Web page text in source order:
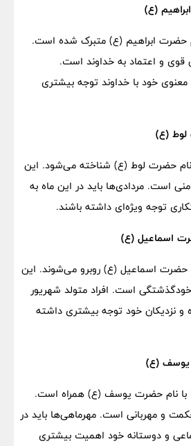
(ع)
حضرت ابراهیم (ع) متبرک شده است.
قوی و اعتماد به خداوند است.
معنوی خود با خداوند توجه بیشتری
لوط (ع)
با نام حضرت لوط (ع) شناخته می‌شود. این
است. مردادی‌ها باید در این ماه به
توجه ویژه‌ای داشته باشند.
اسماعیل (ع)
حضرت اسماعیل (ع) روبرو می‌شوند. این
خودگذشتگی است. افراد متولد شهریور
و نزدیکان خود توجه بیشتری داشته
یوسف (ع)
با نام حضرت یوسف (ع) همراه است.
حکمت و مهربانی است. مهرماهی‌ها باید در
و دوستانه خود اهمیت بیشتری